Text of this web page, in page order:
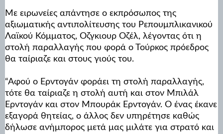
Με ειρωνείες απάντησε ο εκπρόσωπος της
αξιωματικής αντιπολίτευσης του Ρεπουμπλικανικού
Λαϊκού Κόμματος, Οζγκιουρ Οζέλ, λέγοντας ότι η
στολή παραλλαγής που φορά ο Τούρκος πρόεδρος
θα ταίριαζε και στους γιούς του.
“Αφού ο Ερντογάν φοράει τη στολή παραλλαγής,
τότε θα ταίριαζε η στολή αυτή και στον Μπιλάλ
Ερντογάν και στον Μπουράκ Ερντογάν. Ο ένας έκανε
εξαγορά θητείας, ο άλλος δεν υπηρέτησε καθώς
δήλωσε ανήμπορος μετά μας μιλάτε για στρατό και